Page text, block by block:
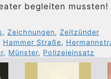
begleiten mussten!
, Zeichnungen, Zeitzünder
Hammer Straße,
, Münster, Polizeieinsatz